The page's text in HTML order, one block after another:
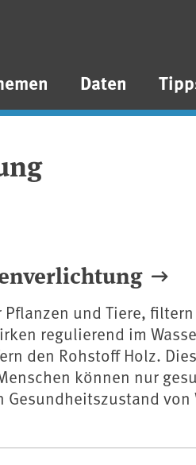
Daten
und Tiere,
regulierend im
den Rohstoff Holz.
können nur
von